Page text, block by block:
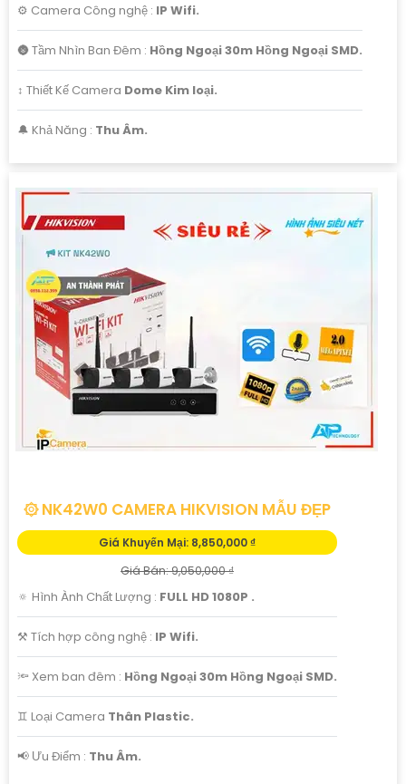
⚙ Camera Công nghệ : IP Wifi.
🌚 Tầm Nhìn Ban Đêm : Hồng Ngoại 30m Hồng Ngoại SMD.
↕️ Thiết Kế Camera Dome Kim loại.
️🔔 Khả Năng : Thu Âm.
۞ NK42W0 CAMERA HIKVISION MẪU ĐẸP
Giá Khuyến Mại: 8,850,000 ₫
Giá Bán: 9,050,000 ₫
🔅 Hình Ành Chất Lượng : FULL HD 1080P .
⚒ Tích hợp công nghệ : IP Wifi.
🔦 Xem ban đêm : Hồng Ngoại 30m Hồng Ngoại SMD.
♊ Loại Camera Thân Plastic.
️📢 Ưu Điểm : Thu Âm.